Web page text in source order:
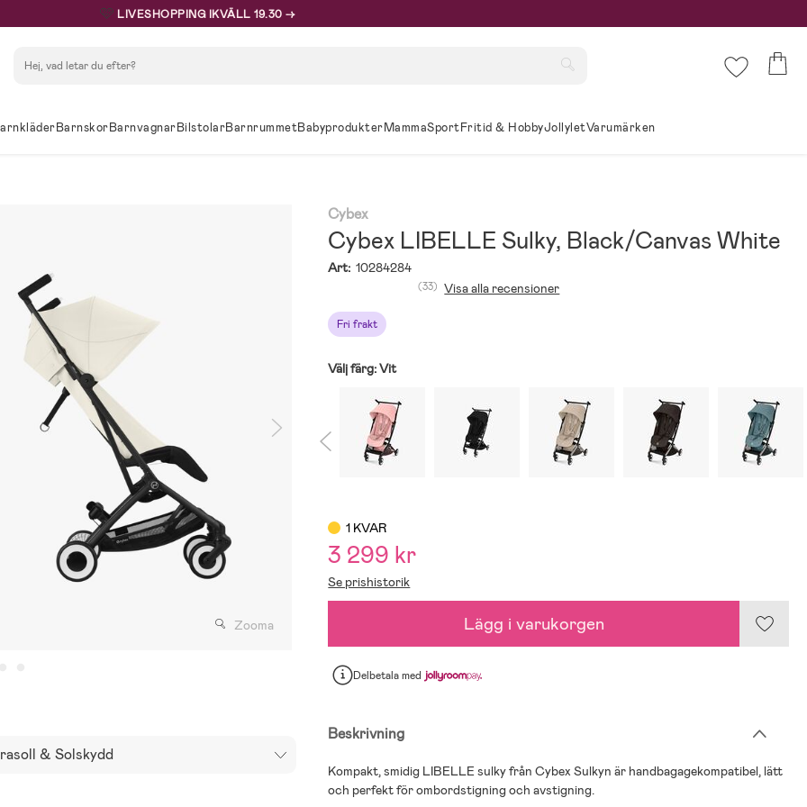
🩷 LIVESHOPPING IKVÄLL 19.30 →
BarnskorBarnvagnarBilstolarBarnrummetBabyprodukterMammaSportFritid & HobbyJollyletVarumärken
Zooma
& Solskydd
Cybex
Cybex LIBELLE Sulky, Black/Canvas White
Art: 10284284
Fri frakt
(33) Visa alla recensioner
Välj färg:Vit
1 KVAR
3 299 kr
Se prishistorik
Lägg i varukorgen
Delbetalamed
Beskrivning
Kompakt, smidig LIBELLE sulky från Cybex Sulkyn är handbagagekompatibel, lätt
och perfekt för ombordstigning och avstigning.